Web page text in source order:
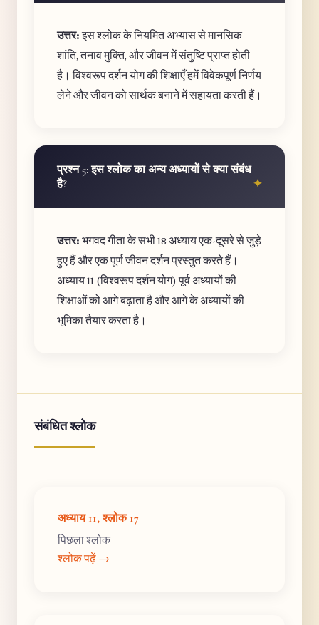
उत्तर:इस श्लोक के नियमित अभ्यास से मानसिक
शांति, तनाव मुक्ति, और जीवन में संतुष्टि प्राप्त होती
है। विश्वरूप दर्शन योग की शिक्षाएँ हमें विवेकपूर्ण निर्णय
लेने और जीवन को सार्थक बनाने में सहायता करती हैं।
प्रश्न 5: इस श्लोक का अन्य अध्यायों से क्या संबंध
है?
उत्तर: भगवद गीता के सभी 18 अध्याय एक-दूसरे से जुड़े
हुए हैं और एक पूर्ण जीवन दर्शन प्रस्तुत करते हैं।
अध्याय 11 (विश्वरूप दर्शन योग) पूर्व अध्यायों की
शिक्षाओं को आगे बढ़ाता है और आगे के अध्यायों की
भूमिका तैयार करता है।
संबंधित श्लोक
अध्याय 11, श्लोक 17
पिछला श्लोक
श्लोक पढ़ें →